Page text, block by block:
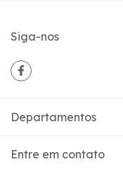
Siga-nos
Departamentos
Entre em contato